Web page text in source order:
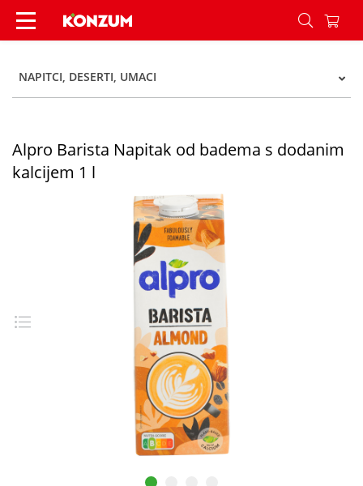
Alpro Barista Napitak od badema s dodanim
NAPITCI, DESERTI, UMACI
Alpro Barista Napitak od badema s dodanim
kalcijem 1 l